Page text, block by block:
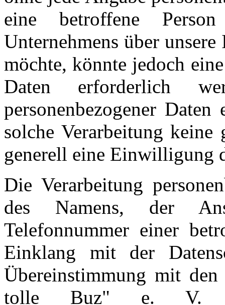
eine betroffene
Unternehmens über
möchte, könnte jedoch
Daten erforderlich
personenbezogener
solche Verarbeitung
generell eine Einwilligung
Die Verarbeitung
des Namens, der
Telefonnummer einer
Einklang mit der
Übereinstimmung mit
tolle Buz" e. V.